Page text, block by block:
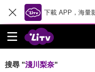
下載 APP，海量
搜尋 "淺川梨奈"